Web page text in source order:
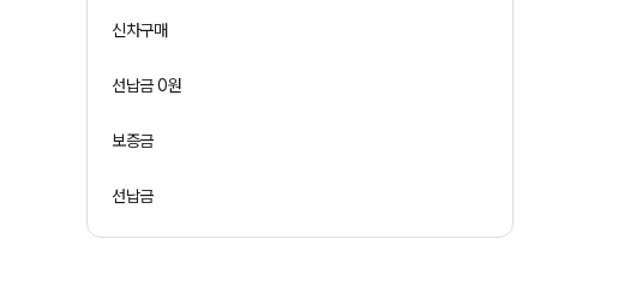
신차구매
선납금 0원
보증금
선납금